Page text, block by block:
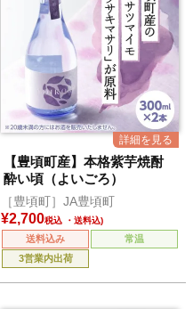
【豊頃町産】本格紫芋焼酎
酔い頃（よいごろ）
［豊頃町］JA豊頃町
¥2,700税込
送料込み
常温
3営業内出荷